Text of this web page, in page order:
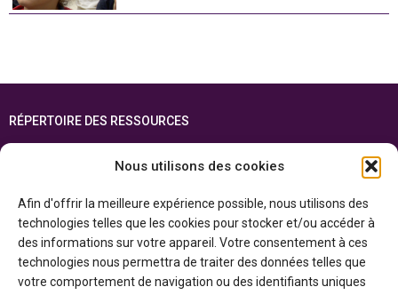
Nous utilisons des cookies
Afin d'offrir la meilleure expérience possible, nous utilisons des
technologies telles que les cookies pour stocker et/ou accéder à
des informations sur votre appareil. Votre consentement à ces
technologies nous permettra de traiter des données telles que
votre comportement de navigation ou des identifiants uniques
RÉPERTOIRE DES RESSOURCES
ENGLISH
Cette ressource est réalisée grâce au soutien financier du gouvernement de
l’Ontario et du gouvernement duCanada par l’entremise du ministère du
Patrimoine canadien